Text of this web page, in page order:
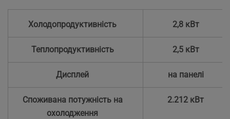
Холодопродуктивність 2,8 кВт
Теплопродуктивність 2,5 кВт
Дисплей на панелі
Споживана потужність на
охолодження
2.212 кВт